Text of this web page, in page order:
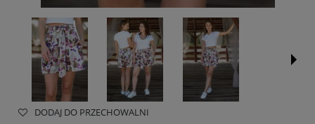
DODAJ DO PRZECHOWALNI